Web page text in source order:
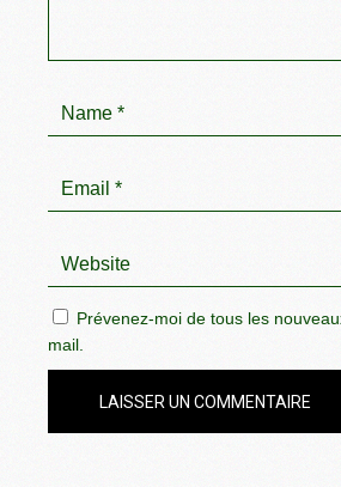
Prévenez-moi de tous les
mail.
LAISSER UN COMMENTAIRE